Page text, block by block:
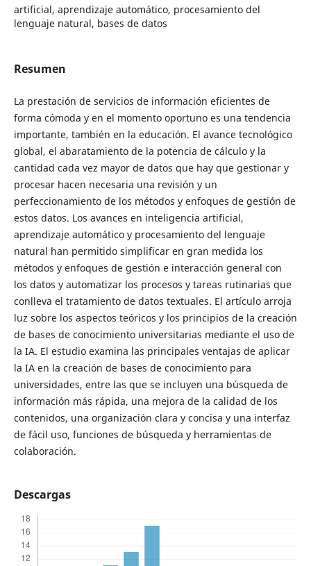
artificial, aprendizaje automático, procesamiento del
lenguaje natural, bases de datos
Resumen
La prestación de servicios de información eficientes de
forma cómoda y en el momento oportuno es una tendencia
importante, también en la educación. El avance tecnológico
global, el abaratamiento de la potencia de cálculo y la
cantidad cada vez mayor de datos que hay que gestionar y
procesar hacen necesaria una revisión y un
perfeccionamiento de los métodos y enfoques de gestión de
estos datos. Los avances en inteligencia artificial,
aprendizaje automático y procesamiento del lenguaje
natural han permitido simplificar en gran medida los
métodos y enfoques de gestión e interacción general con
los datos y automatizar los procesos y tareas rutinarias que
conlleva el tratamiento de datos textuales. El artículo arroja
luz sobre los aspectos teóricos y los principios de la creación
de bases de conocimiento universitarias mediante el uso de
la IA. El estudio examina las principales ventajas de aplicar
la IA en la creación de bases de conocimiento para
universidades, entre las que se incluyen una búsqueda de
información más rápida, una mejora de la calidad de los
contenidos, una organización clara y concisa y una interfaz
de fácil uso, funciones de búsqueda y herramientas de
colaboración.
Descargas